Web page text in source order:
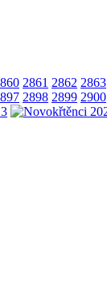
2861 2862 2863
2898 2899 2900